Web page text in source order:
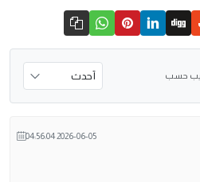
حسب
2026-06-05 04:56:04